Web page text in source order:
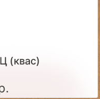
(квас)